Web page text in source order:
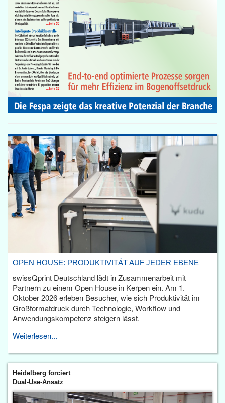
OPEN HOUSE: PRODUKTIVITÄT AUF JEDER EBENE
swissQprint Deutschland lädt in Zusammenarbeit mit
Partnern zu einem Open House in Kerpen ein. Am 1.
Oktober 2026 erleben Besucher, wie sich Produktivität im
Großformatdruck durch Technologie, Workflow und
Anwendungskompetenz steigern lässt.
Weiterlesen...
Heidelberg forciert
Dual-Use-Ansatz